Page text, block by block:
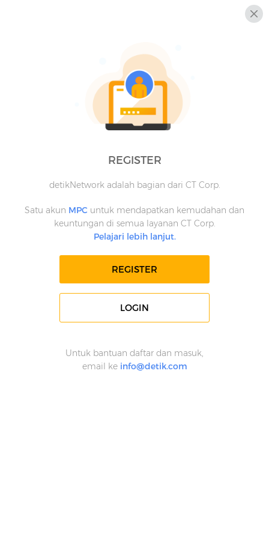
REGISTER
detikNetwork adalah bagian dari CT Corp.
Satu akun MPC untuk mendapatkan kemudahan dan
keuntungan di semua layanan CT Corp.
Pelajari lebih lanjut.
REGISTER
LOGIN
Untuk bantuan daftar dan masuk,
email ke info@detik.com